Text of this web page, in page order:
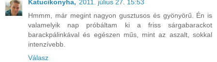
Katucikonyha, 2011. július 27. 15:53
Hmmm, már megint nagyon gusztusos és gyönyörű. Én is
valamelyik nap próbáltam ki a friss sárgabarackot
barackpálinkával és egészen műs, mint az aszalt, sokkal
intenzívebb.
Válasz